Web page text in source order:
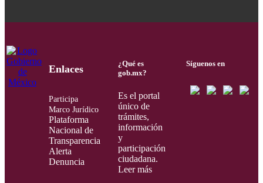
Enlaces
Participa
Marco Jurídico
Plataforma
Nacional de
Transparencia
Alerta
Denuncia
¿Qué es
gob.mx?
Es el portal
único de
trámites,
información
y
participación
ciudadana.
Leer más
Síguenos en